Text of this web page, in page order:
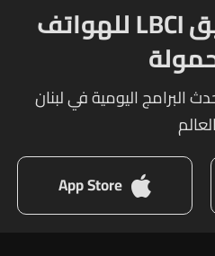
حمل الآن تطبيق LBCI للهواتف
البرامج اليومية في لبنان
App Store